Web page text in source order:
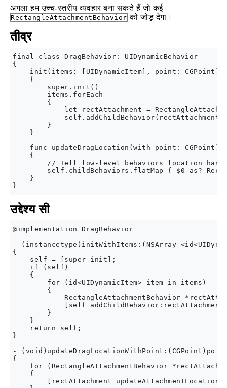
अगला हम उच्च-स्तरीय व्यवहार बना सकते हैं जो कई
RectangleAttachmentBehavior को जोड़ देगा।
तीव्र
final class DragBehavior: UIDynamicBehavior
{
    init(items: [UIDynamicItem], point: CGPoint)
    {
        super.init()
        items.forEach
        {
let rectAttachment =
            self.addChildBehavior(rectAttachment)
        }
    }
    func updateDragLocation(with point: CGPoint)
    {
// Tell low-level behaviors location has
self.childBehaviors.flatMap { $0 as?
    }
उद्देश्य सी
@implementation DragBehavior
- (instancetype)initWithItems:(NSArray
{
    self = [super init];
    if (self)
    {
        for (id<UIDynamicItem> item in items)
        {
RectangleAttachmentBehavior
[self
        }
    }
    return self;
}
-
{
for (RectangleAttachmentBehavior
    {
[rectAttachment